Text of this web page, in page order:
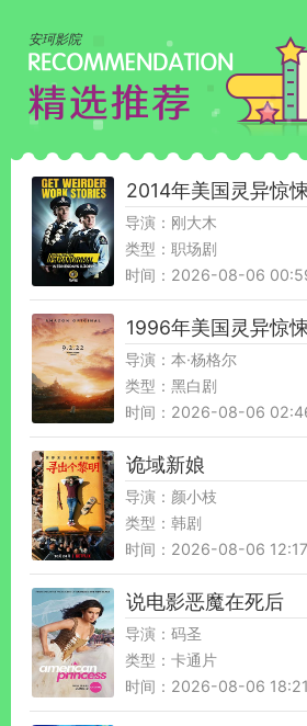
安珂影院
2014年美国灵异惊
导演：刚大木
类型：职场剧
时间：2026-08-06
1996年美国灵异惊
导演：本·杨格尔
类型：黑白剧
时间：2026-08-06
诡域新娘
导演：颜小枝
类型：韩剧
时间：2026-08-06 12:17
说电影恶魔在死后
导演：码圣
类型：卡通片
时间：2026-08-06 18:21